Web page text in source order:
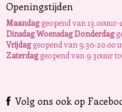
Openingstijden
Maandaggeopend van 13.00uur-
Dinsdag Woensdag Donderdag
Vrijdaggeopend van 9.30-20.00
Zaterdaggeopend van 9.30uur
Volg ons ook op